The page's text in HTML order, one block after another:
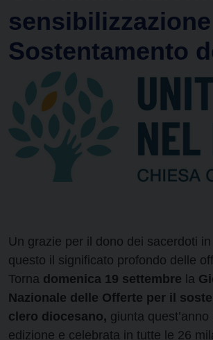
Sostentamento
Un grazie per il dono dei sacerdoti
questo il significato profondo delle
Torna domenica 19 settembre la
Nazionale delle Offerte per il
clero diocesano, giunta quest’anno
edizione e celebrata in tutte le 26